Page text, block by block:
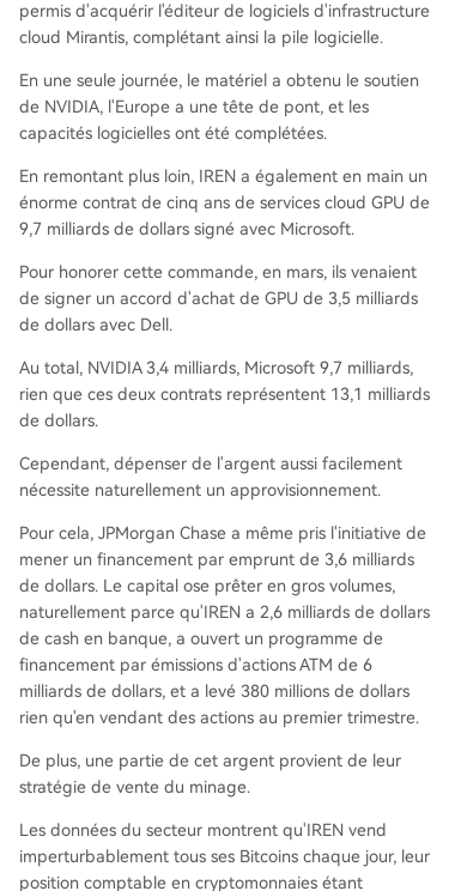
permis d'acquérir l'éditeur de logiciels d'infrastructure
cloud Mirantis, complétant ainsi la pile logicielle.
En une seule journée, le matériel a obtenu le soutien
de NVIDIA, l'Europe a une tête de pont, et les
capacités logicielles ont été complétées.
En remontant plus loin, IREN a également en main un
énorme contrat de cinq ans de services cloud GPU de
9,7 milliards de dollars signé avec Microsoft.
Pour honorer cette commande, en mars, ils venaient
de signer un accord d'achat de GPU de 3,5 milliards
de dollars avec Dell.
Au total, NVIDIA 3,4 milliards, Microsoft 9,7 milliards,
rien que ces deux contrats représentent 13,1 milliards
de dollars.
Cependant, dépenser de l'argent aussi facilement
nécessite naturellement un approvisionnement.
Pour cela, JPMorgan Chase a même pris l'initiative de
mener un financement par emprunt de 3,6 milliards
de dollars. Le capital ose prêter en gros volumes,
naturellement parce qu'IREN a 2,6 milliards de dollars
de cash en banque, a ouvert un programme de
financement par émissions d'actions ATM de 6
milliards de dollars, et a levé 380 millions de dollars
rien qu'en vendant des actions au premier trimestre.
De plus, une partie de cet argent provient de leur
stratégie de vente du minage.
Les données du secteur montrent qu'IREN vend
imperturbablement tous ses Bitcoins chaque jour, leur
position comptable en cryptomonnaies étant